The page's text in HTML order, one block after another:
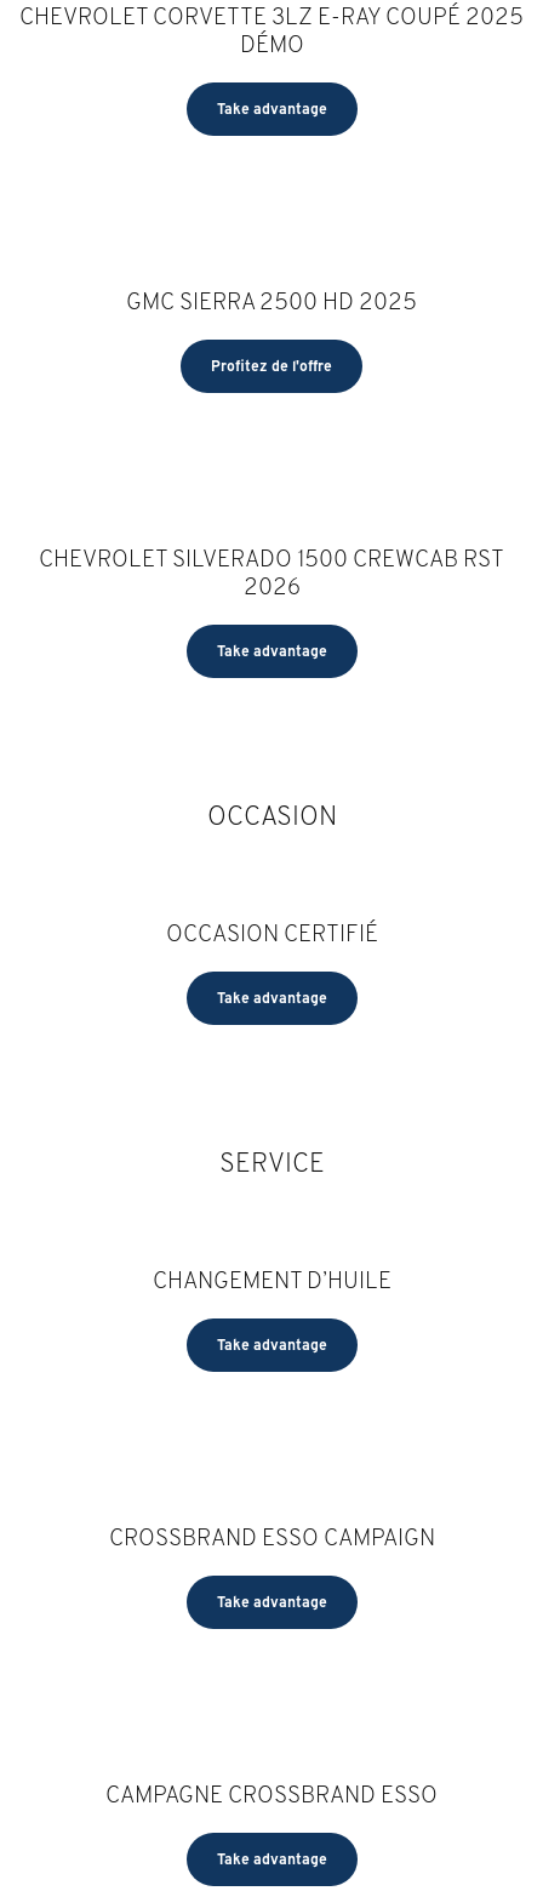
CHEVROLET CORVETTE 3LZ E-RAY COUPÉ 2025
DÉMO
Take advantage
GMC SIERRA 2500 HD 2025
Profitez de l'offre
CHEVROLET SILVERADO 1500 CREWCAB RST
2026
Take advantage
OCCASION
OCCASION CERTIFIÉ
Take advantage
SERVICE
CHANGEMENT D’HUILE
Take advantage
CROSSBRAND ESSO CAMPAIGN
Take advantage
CAMPAGNE CROSSBRAND ESSO
Take advantage